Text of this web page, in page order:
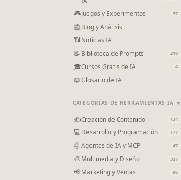
🎮Juegos y Experimentos 37
📰 Blog y Análisis
📶Noticias IA
📝 Biblioteca de Prompts 218
🎓Cursos Gratis de IA 4
📖Glosario de IA
CATEGORÍAS DE HERRAMIENTAS IA ▼
✍Creación de Contenido 134
💻Desarrollo y Programación 177
🤖 Agentes de IA y MCP 47
🎨 Multimedia y Diseño 327
📢Marketing y Ventas 96